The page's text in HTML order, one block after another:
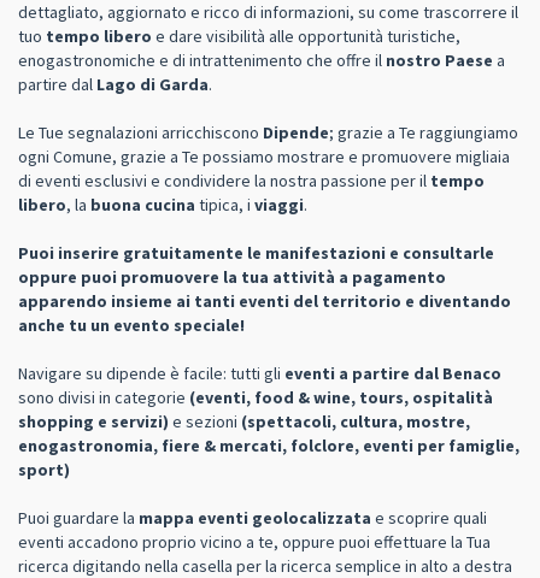
dettagliato, aggiornato e ricco di informazioni, su come trascorrere il
tuo tempo libero e dare visibilità alle opportunità turistiche,
enogastronomiche e di intrattenimento che offre il nostro Paese a
partire dal Lago di Garda.
Le Tue segnalazioni arricchiscono Dipende; grazie a Te raggiungiamo
ogni Comune, grazie a Te possiamo mostrare e promuovere migliaia
di eventi esclusivi e condividere la nostra passione per il tempo
libero, la buona cucina tipica, i viaggi.
Puoi inserire gratuitamente le manifestazioni e consultarle
oppure puoi promuovere la tua attività a pagamento
apparendo insieme ai tanti eventi del territorio e diventando
anche tu un evento speciale!
Navigare su dipende è facile: tutti gli eventi a partire dal Benaco
sono divisi in categorie (eventi, food & wine, tours, ospitalità
shopping e servizi) e sezioni (spettacoli, cultura, mostre,
enogastronomia, fiere & mercati, folclore, eventi per famiglie,
sport)
Puoi guardare la mappa eventi geolocalizzata e scoprire quali
eventi accadono proprio vicino a te, oppure puoi effettuare la Tua
ricerca digitando nella casella per la ricerca semplice in alto a destra